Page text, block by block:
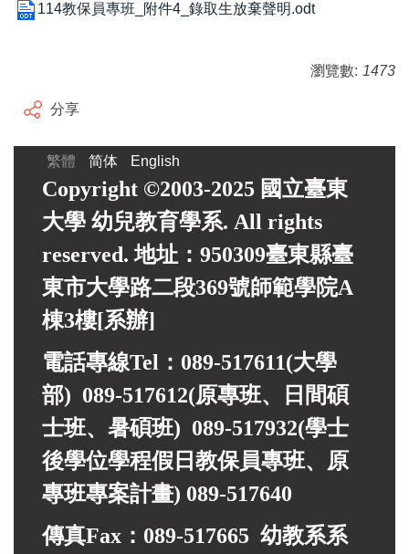
114教保員專班_附件4_錄取生放棄聲明.odt
瀏覽數: 1473
分享
繁體 简体 English
Copyright ©2003-2025 國立臺東
大學 幼兒教育學系. All rights
reserved. 地址：950309臺東縣臺
東市大學路二段369號師範學院A
棟3樓[系辦]
電話專線Tel：089-517611(大學
部) 089-517612(原專班、日間碩
士班、暑碩班) 089-517932(學士
後學位學程假日教保員專班、 原
專班專案計畫) 089-517640
傳真Fax：089-517665 幼教系系